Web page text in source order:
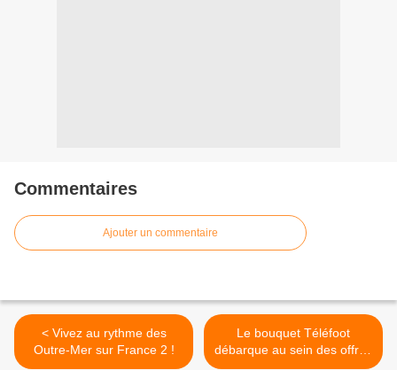
Commentaires
Ajouter un commentaire
< Vivez au rythme des
Outre-Mer sur France 2 !
Le bouquet Téléfoot
débarque au sein des offres
de ZEOP ! >